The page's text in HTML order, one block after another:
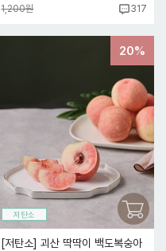
1,200원
317
20%
저탄소
[저탄소] 괴산 딱딱이 백도복숭아